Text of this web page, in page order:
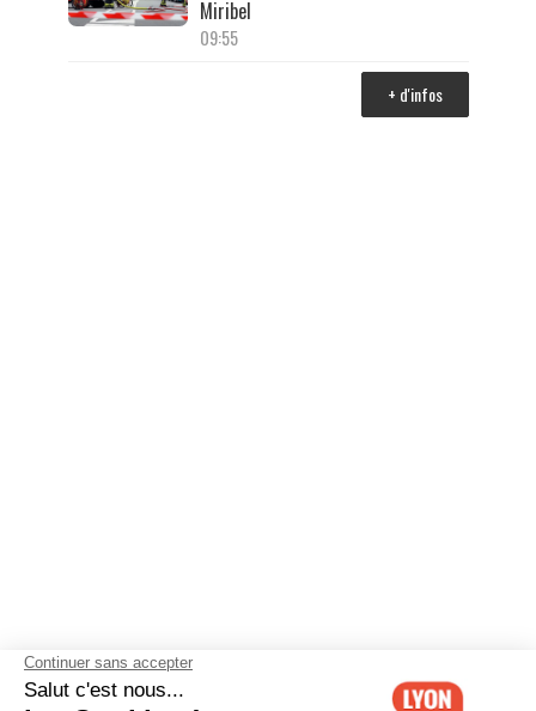
Miribel
09:55
+ d'infos